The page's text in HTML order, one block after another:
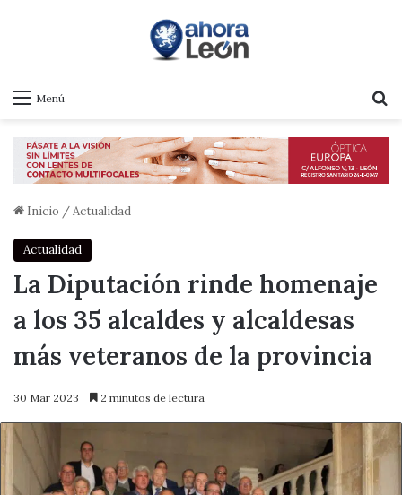
Menú
Inicio /Actualidad
Actualidad
La Diputación rinde homenaje
a los 35 alcaldes y alcaldesas
más veteranos de la provincia
30 Mar 2023 2 minutos de lectura